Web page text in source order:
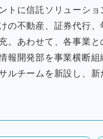
トに信託ソリューシ
の不動産、証券代行
。あわせて、各事業
報開発部を事業横断
ルチームを新設し、新